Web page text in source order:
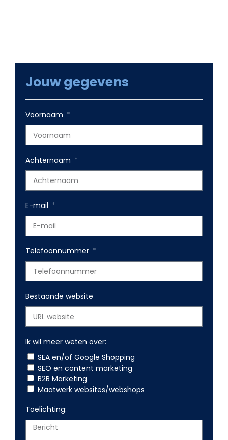
Jouw gegevens
Voornaam
Achternaam
E-mail
Telefoonnummer
Bestaande website
Ik wil meer weten over:
SEA en/of Google Shopping
SEO en content marketing
B2B Marketing
Maatwerk websites/webshops
Toelichting: